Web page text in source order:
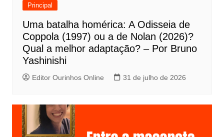
Principal
Uma batalha homérica: A Odisseia de
Coppola (1997) ou a de Nolan (2026)?
Qual a melhor adaptação? – Por Bruno
Yashinishi
Editor Ourinhos Online 31 de julho de 2026